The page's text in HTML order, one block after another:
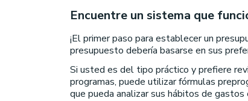
Encuentre un sistema que
¡El primer paso para establecer un
presupuesto debería basarse en sus
Si usted es del tipo práctico y prefiere
programas, puede utilizar fórmulas
que pueda analizar sus hábitos de